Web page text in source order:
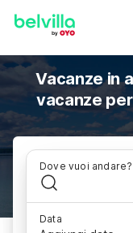
Vacanze in
vacanze
Dove vuoi andare?
Data